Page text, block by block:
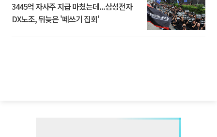
3445억 자사주 지급 마쳤는데...삼성전자
DX노조, 뒤늦은 '떼쓰기 집회'